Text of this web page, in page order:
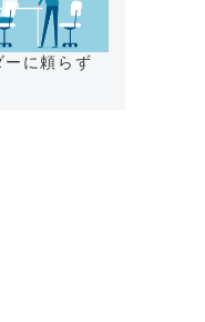
ーに頼らず